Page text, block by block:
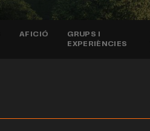
AFICIÓ
GRUPS I
EXPERIÈNCIES